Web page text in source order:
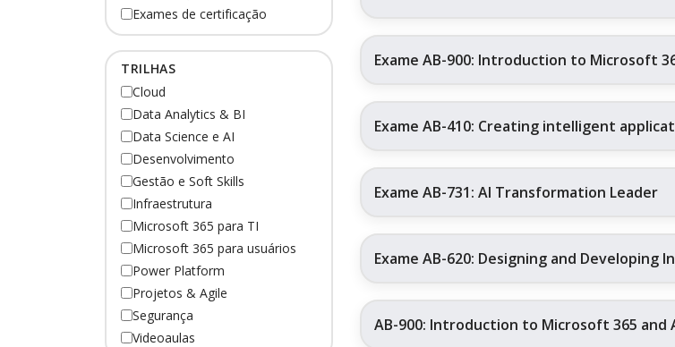
Exames de certificação
TRILHAS
Cloud
Data Analytics & BI
Data Science e AI
Desenvolvimento
Gestão e Soft Skills
Infraestrutura
Microsoft 365 para TI
Microsoft 365 para usuários
Power Platform
Projetos & Agile
Segurança
Videoaulas
Exame AB-900: Introduction to Microsoft
Exame AB-410: Creating intelligent
Exame AB-731: AI Transformation Leader
Exame AB-620: Designing and
AB-900: Introduction to Microsoft 365 and